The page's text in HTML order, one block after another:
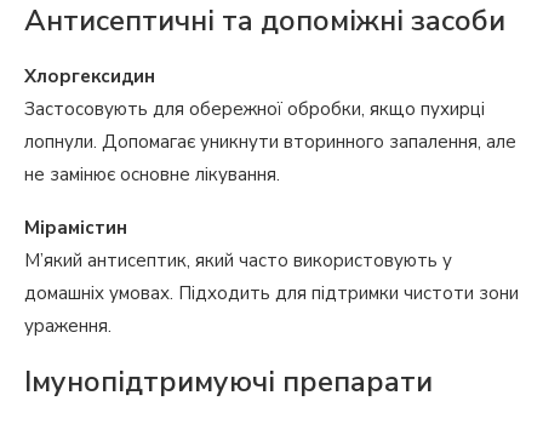
Антисептичні та допоміжні засоби
Хлоргексидин
Застосовують для обережної обробки, якщо пухирці
лопнули. Допомагає уникнути вторинного запалення, але
не замінює основне лікування.
Мірамістин
М’який антисептик, який часто використовують у
домашніх умовах. Підходить для підтримки чистоти зони
ураження.
Імунопідтримуючі препарати